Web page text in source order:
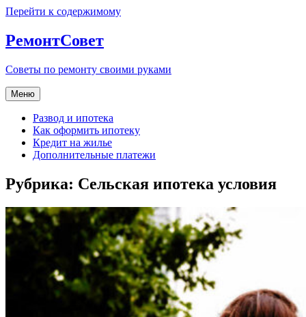
Перейти к содержимому
РемонтСовет
Советы по ремонту своими руками
Меню
Развод и ипотека
Как оформить ипотеку
Кредит на жилье
Дополнительные платежи
Рубрика: Сельская ипотека условия